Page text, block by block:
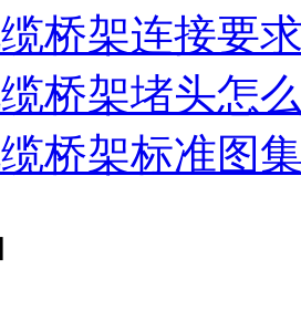
桥架连接要
桥架堵头怎
桥架标准图